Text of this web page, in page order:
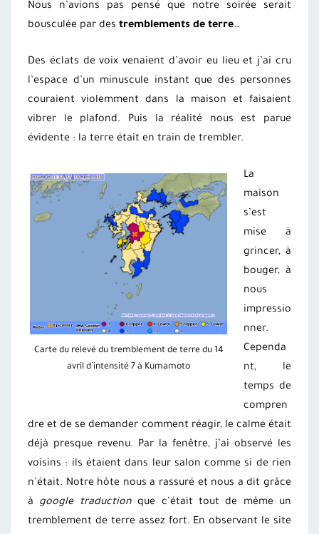
Nous n’avions pas pensé que notre soirée serait
bousculée par des tremblements de terre…
Des éclats de voix venaient d’avoir eu lieu et j’ai cru
l’espace d’un minuscule instant que des personnes
couraient violemment dans la maison et faisaient
vibrer le plafond. Puis la réalité nous est parue
évidente : la terre était en train de trembler.
Carte du relevé du tremblement de terre du 14
avril d’intensité 7 à Kumamoto
La
maison
s’est
mise à
grincer, à
bouger, à
nous
impressio
nner.
Cependa
nt, le
temps de
compren
dre et de se demander comment réagir, le calme était
déjà presque revenu. Par la fenêtre, j’ai observé les
voisins : ils étaient dans leur salon comme si de rien
n’était. Notre hôte nous a rassuré et nous a dit grâce
à google traductionque c’était tout de même un
tremblement de terre assez fort. En observant le site